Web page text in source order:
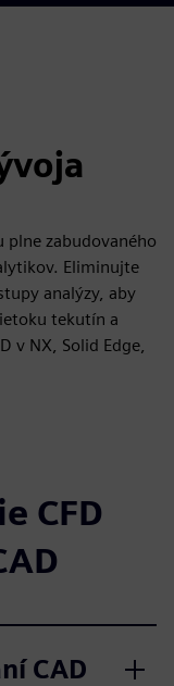
plne zabudovaného
Eliminujte
analýzy, aby
tekutín a
v NX, Solid Edge,
CFD
CAD